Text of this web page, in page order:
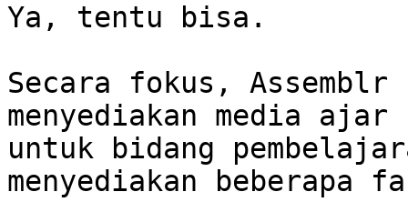
Ya, tentu bisa.
Secara fokus, Assemblr
menyediakan media
untuk bidang
menyediakan